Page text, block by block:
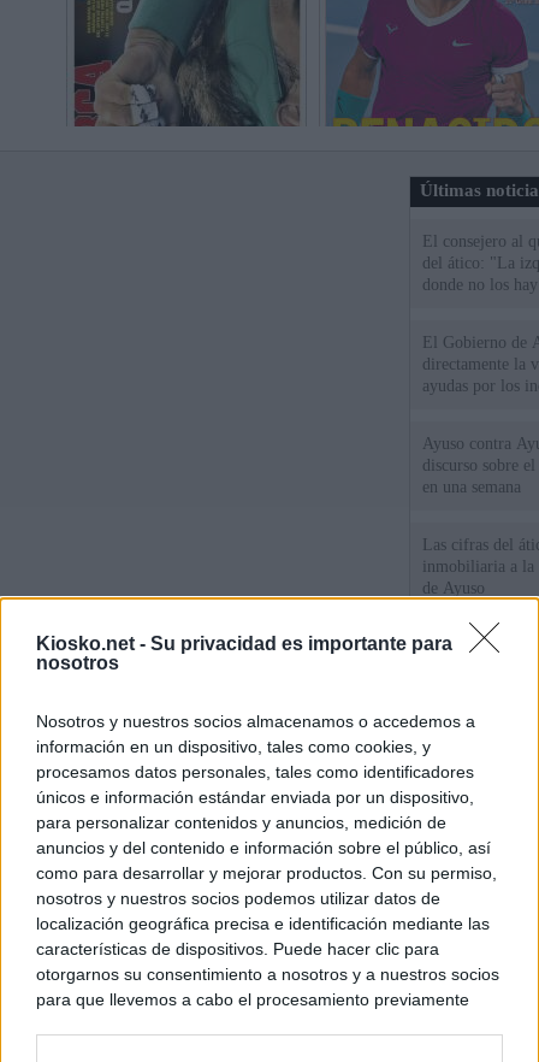
Kiosko.net - Su privacidad es importante para
nosotros
Nosotros y nuestros socios almacenamos o accedemos a
información en un dispositivo, tales como cookies, y
procesamos datos personales, tales como identificadores
únicos e información estándar enviada por un dispositivo,
para personalizar contenidos y anuncios, medición de
anuncios y del contenido e información sobre el público, así
como para desarrollar y mejorar productos. Con su permiso,
nosotros y nuestros socios podemos utilizar datos de
localización geográfica precisa e identificación mediante las
características de dispositivos. Puede hacer clic para
otorgarnos su consentimiento a nosotros y a nuestros socios
para que llevemos a cabo el procesamiento previamente
Últimas
El consejero al
del ático: "La
donde no los
El Gobierno de
directamente la
ayudas por los
Ayuso contra
discurso sobre
en una semana
Las cifras del
inmobiliaria a la
de Ayuso
La empresa
Ayuso reina en
© Kiosko.net Aviso Legal Privacidad y Cookies